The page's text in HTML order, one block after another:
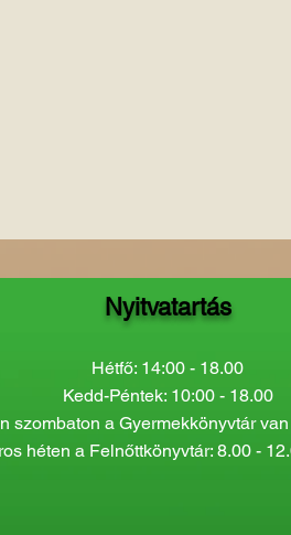
Nyitvatartás
Hétfő: 14:00 - 18.00
Kedd-Péntek: 10:00 - 18.00
szombaton a Gyermekkönyvtár
héten a Felnőttkönyvtár: 8.00 -